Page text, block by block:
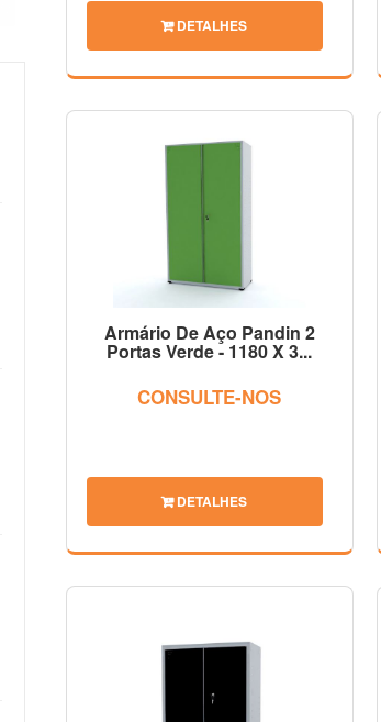
DETALHES
Armário De Aço Pandin 2
Portas Verde - 1180 X 3...
CONSULTE-NOS
DETALHES